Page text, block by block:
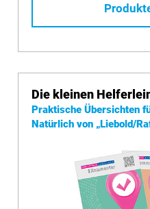
Die kleinen
Praktische Übersichten
Natürlich von „Liebold/